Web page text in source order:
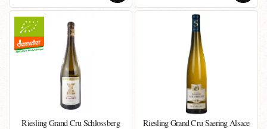
Riesling Grand Cru Schlossberg Riesling Grand Cru Saering Alsace